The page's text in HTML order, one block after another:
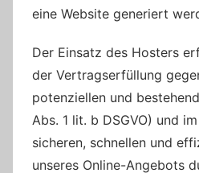
eine Website generiert
Der Einsatz des Hosters
der Vertragserfüllung
potenziellen und
Abs. 1 lit. b DSGVO) und
sicheren, schnellen und
unseres Online-Angebots